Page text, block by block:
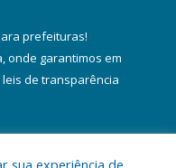
prefeituras!
onde garantimos em
leis de transparência
sua experiência de